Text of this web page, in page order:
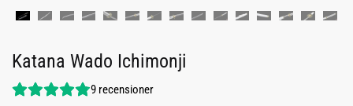
Katana Wado Ichimonji
9 recensioner